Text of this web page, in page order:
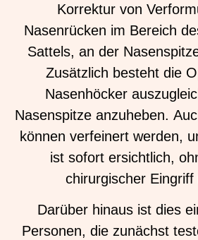
Korrektur von
Nasenrücken im Bereich
Sattels, an der
Zusätzlich besteht die
Nasenhöcker
Nasenspitze anzuheben.
können verfeinert werden,
ist sofort ersichtlich,
chirurgischer Eingriff
Darüber hinaus ist dies
Personen, die zunächst